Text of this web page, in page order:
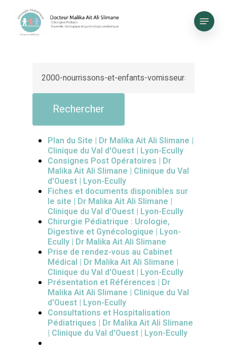
content
Menu
Plan du Site | Dr Malika Ait Ali Slimane |
Clinique du Val d'Ouest | Lyon-Ecully
Consignes Post Opératoires | Dr
Malika Ait Ali Slimane | Clinique du Val
d'Ouest | Lyon-Ecully
Fiches et documents disponibles sur
le site | Dr Malika Ait Ali Slimane |
Clinique du Val d'Ouest | Lyon-Ecully
Chirurgie Pédiatrique : Urologie,
Digestive et Gynécologique | Lyon-
Ecully | Dr Malika Ait Ali Slimane
Prise de rendez-vous au Cabinet
Médical | Dr Malika Ait Ali Slimane |
Clinique du Val d'Ouest | Lyon-Ecully
Présentation et Références | Dr
Malika Ait Ali Slimane | Clinique du Val
d'Ouest | Lyon-Ecully
Consultations et Hospitalisation
Pédiatriques | Dr Malika Ait Ali Slimane
| Clinique du Val d'Ouest | Lyon-Ecully